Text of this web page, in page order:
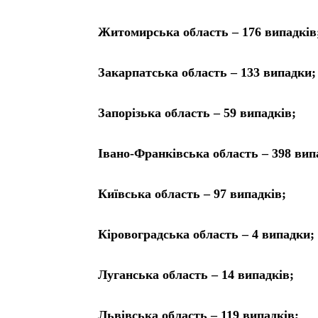
Житомирська область – 176
Закарпатська область – 133 випадки;
Запорізька область – 59 випадків;
Івано-Франківська область – 398
Київська область – 97 випадків;
Кіровоградська область – 4 випадки;
Луганська область – 14 випадків;
Львівська область – 119 випадків;